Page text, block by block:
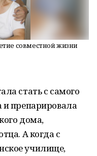
совместной жизни
стать с самого
и препарировала
дома,
А когда с
училище,